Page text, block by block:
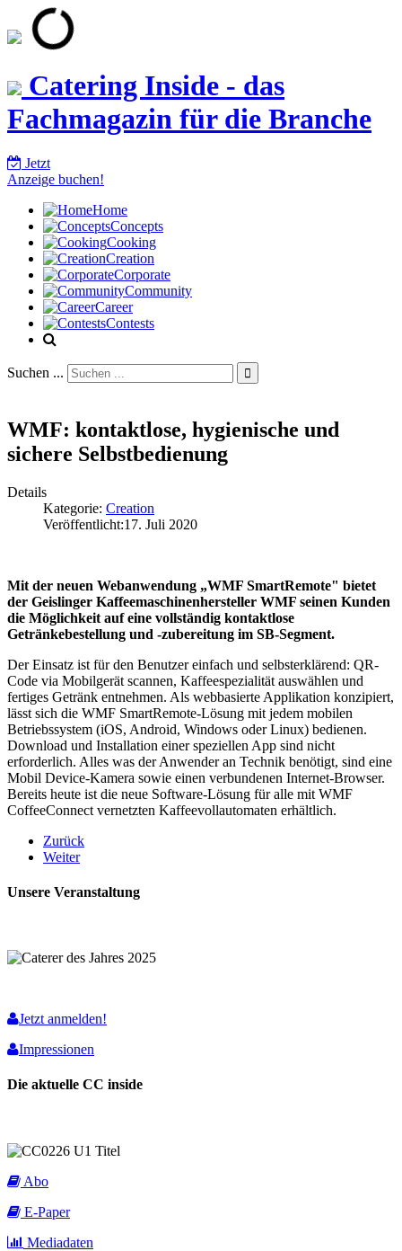
Catering Inside - das
Fachmagazin für die Branche
Jetzt
Anzeige buchen!
Home
Concepts
Cooking
Creation
Corporate
Community
Career
Contests
Suchen ... 
WMF: kontaktlose, hygienische und
sichere Selbstbedienung
Details
Kategorie: Creation
Veröffentlicht:17. Juli 2020
Mit der neuen Webanwendung „WMF SmartRemote" bietet
der Geislinger Kaffeemaschinenhersteller WMF seinen Kunden
die Möglichkeit auf eine vollständig kontaktlose
Getränkebestellung und -zubereitung im SB-Segment.
Der Einsatz ist für den Benutzer einfach und selbsterklärend: QR-
Code via Mobilgerät scannen, Kaffeespezialität auswählen und
fertiges Getränk entnehmen. Als webbasierte Applikation konzipiert,
lässt sich die WMF SmartRemote-Lösung mit jedem mobilen
Betriebssystem (iOS, Android, Windows oder Linux) bedienen.
Download und Installation einer speziellen App sind nicht
erforderlich. Alles was der Anwender an Technik benötigt, sind eine
Mobil Device-Kamera sowie einen verbundenen Internet-Browser.
Bereits heute ist die neue Software-Lösung für alle mit WMF
CoffeeConnect vernetzten Kaffeevollautomaten erhältlich.
Zurück
Weiter
Unsere Veranstaltung
Jetzt anmelden!
Impressionen
Die aktuelle CC inside
Abo
E-Paper
Mediadaten